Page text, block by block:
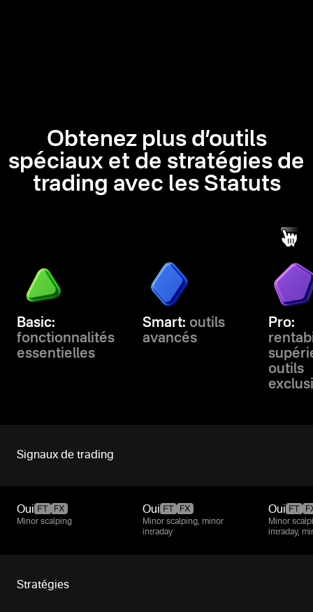
Obtenez plus d’outils
spéciaux et de stratégies de
trading avec les Statuts
Basic:
fonctionnalités
essentielles
Smart: outils
avancés
Pro:
outils
Signaux de trading
Oui
Minor scalping
Oui
Minor scalping, minor
intraday
Oui
Minor
intraday,
Stratégies